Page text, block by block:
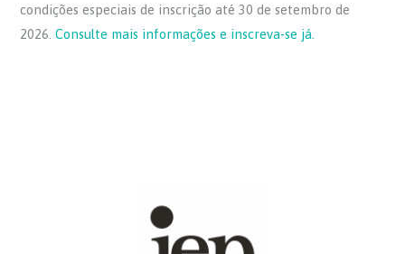
condições especiais de inscrição até 30 de setembro de
2026.Consulte mais informações e inscreva-se já.